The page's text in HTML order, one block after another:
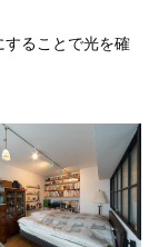
することで光を確